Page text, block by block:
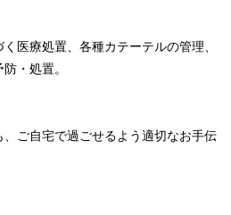
医療処置、各種カテーテルの管理、
・処置。
ご自宅で過ごせるよう適切なお手伝